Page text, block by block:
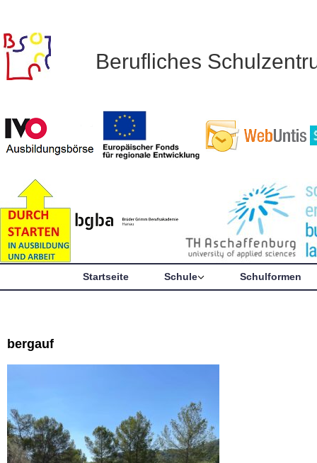
Berufliches
Startseite Schule Schulformen
bergauf